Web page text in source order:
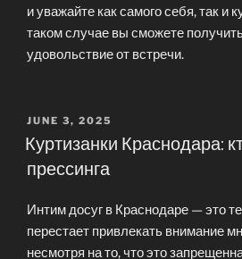
и уважайте как самого себя, так и
таком случае вы сможете
удовольствие от встречи.
POSTED
ON
JUNE 3, 2025
Куртизанки Краснодара:
прессинга
Интим досуг в Краснодаре — это
перестает привлекать внимание
несмотря на то, что это